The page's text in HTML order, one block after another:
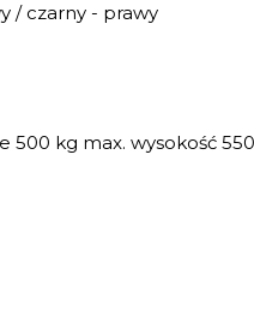
/ czarny - prawy
500 kg max. wysokość